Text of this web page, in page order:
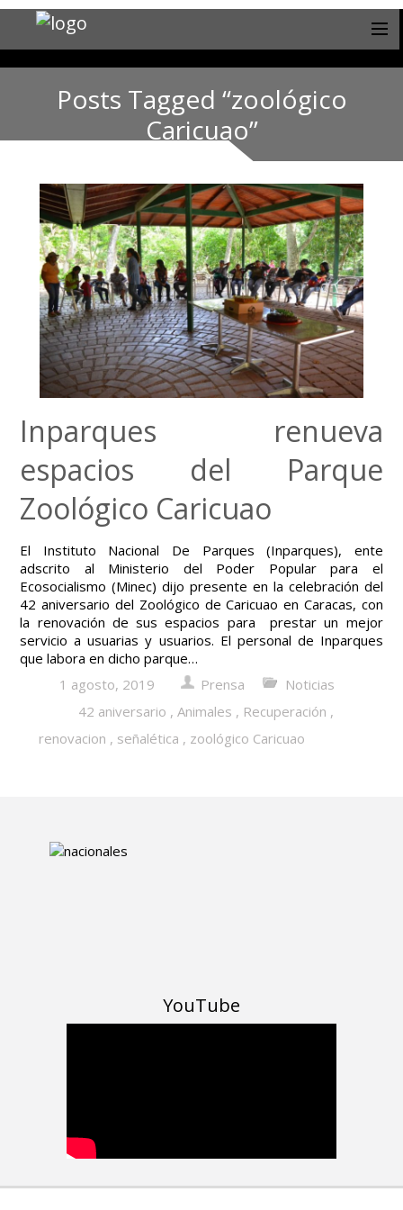
Posts Tagged “zoológico
Caricuao”
Inparques renueva
espacios del Parque
Zoológico Caricuao
El Instituto Nacional De Parques (Inparques), ente
adscrito al Ministerio del Poder Popular para el
Ecosocialismo (Minec) dijo presente en la celebración del
42 aniversario del Zoológico de Caricuao en Caracas, con
la renovación de sus espacios para prestar un mejor
servicio a usuarias y usuarios. El personal de Inparques
que labora en dicho parque…
1 agosto, 2019
Prensa
Noticias
42 aniversario , Animales , Recuperación ,
renovacion , señalética , zoológico Caricuao
YouTube